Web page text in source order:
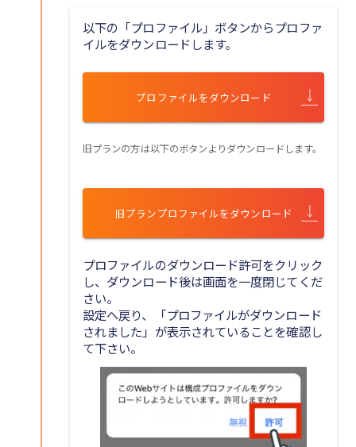
以下の「プロファイル」ボタンからプロファ
イルをダウンロードします。
プロファイルをダウンロード
旧プランの方は以下のボタンよりダウンロードします。
旧プランプロファイルをダウンロード
プロファイルのダウンロード許可をクリック
し、ダウンロード後は画面を一度閉じてくだ
さい。
設定へ戻り、「プロファイルがダウンロード
されました」が表示されていることを確認し
て下さい。